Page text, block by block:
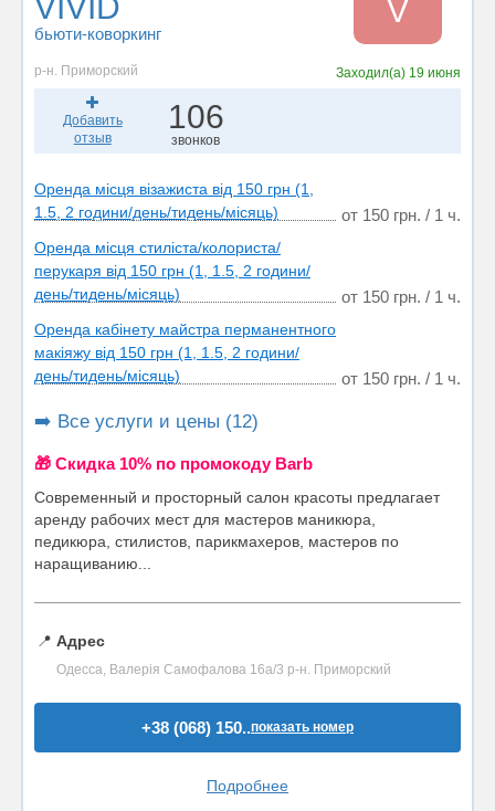
бьюти-коворкинг
V
р-н. Приморский Заходил(а) 19 июня
Добавить
отзыв
106
звонков
Оренда місця візажиста від 150 грн (1,
1.5, 2 години/день/тидень/місяць)
от 150 грн. / 1 ч.
Оренда місця стиліста/колориста/
перукаря від 150 грн (1, 1.5, 2 години/
день/тидень/місяць)
от 150 грн. / 1 ч.
Оренда кабінету майстра перманентного
макіяжу від 150 грн (1, 1.5, 2 години/
день/тидень/місяць)
от 150 грн. / 1 ч.
➡️ Все услуги и цены (12)
🎁 Cкидка 10% по промокоду Barb
Современный и просторный салон красоты предлагает
аренду рабочих мест для мастеров маникюра,
педикюра, стилистов, парикмахеров, мастеров по
наращиванию...
📍 Адрес
Одесса, Валерія Самофалова 16а/3 р-н. Приморский
+38 (068) 150..показать номер
Подробнее